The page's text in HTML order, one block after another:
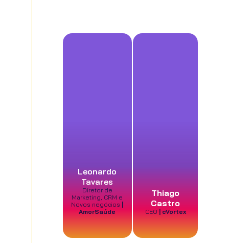
Leonardo
Tavares
Diretor de
Marketing, CRM e
Novos negócios
AmorSaúde
Thiago
Castro
CEO | cVortex